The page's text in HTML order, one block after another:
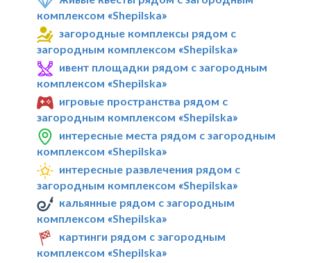
комплексом «Shepilska»
загородные комплексы рядом с
загородным комплексом «Shepilska»
ивент площадки рядом с загородным
комплексом «Shepilska»
игровые пространства рядом с
загородным комплексом «Shepilska»
интересные места рядом с загородным
комплексом «Shepilska»
интересные развлечения рядом с
загородным комплексом «Shepilska»
кальянные рядом с загородным
комплексом «Shepilska»
картинги рядом с загородным
комплексом «Shepilska»